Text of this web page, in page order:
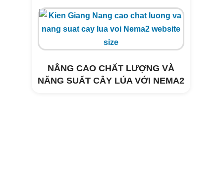
NÂNG CAO CHẤT LƯỢNG VÀ
NĂNG SUẤT CÂY LÚA VỚI NEMA2